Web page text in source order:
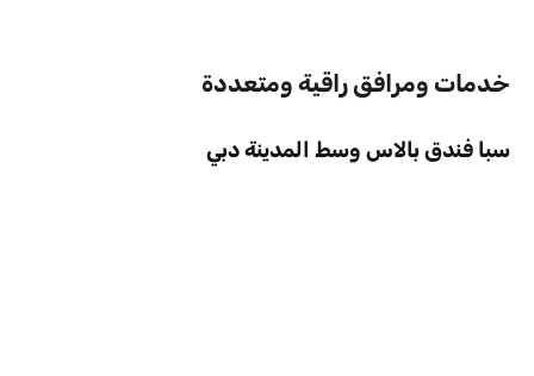
خدمات ومرافق راقية ومتعددة
سبا فندق بالاس وسط المدينة دبي